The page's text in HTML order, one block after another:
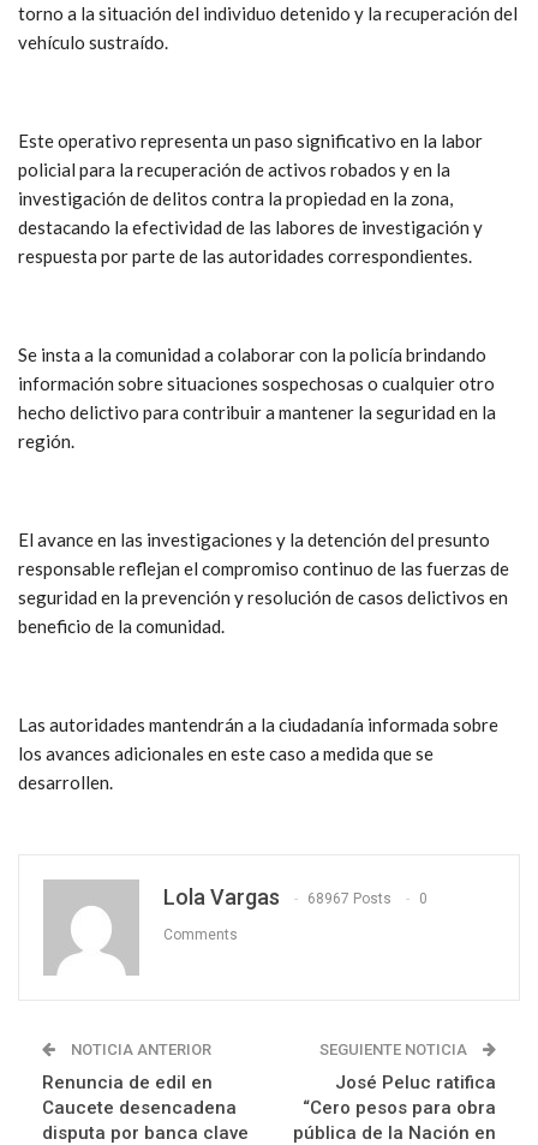
torno a la situación del individuo detenido y la recuperación del
vehículo sustraído.
Este operativo representa un paso significativo en la labor
policial para la recuperación de activos robados y en la
investigación de delitos contra la propiedad en la zona,
destacando la efectividad de las labores de investigación y
respuesta por parte de las autoridades correspondientes.
Se insta a la comunidad a colaborar con la policía brindando
información sobre situaciones sospechosas o cualquier otro
hecho delictivo para contribuir a mantener la seguridad en la
región.
El avance en las investigaciones y la detención del presunto
responsable reflejan el compromiso continuo de las fuerzas de
seguridad en la prevención y resolución de casos delictivos en
beneficio de la comunidad.
Las autoridades mantendrán a la ciudadanía informada sobre
los avances adicionales en este caso a medida que se
desarrollen.
Lola Vargas 68967 Posts 0
Comments
NOTICIA ANTERIOR
Renuncia de edil en
Caucete desencadena
disputa por banca clave
SEGUIENTE NOTICIA
José Peluc ratifica
“Cero pesos para obra
pública de la Nación en